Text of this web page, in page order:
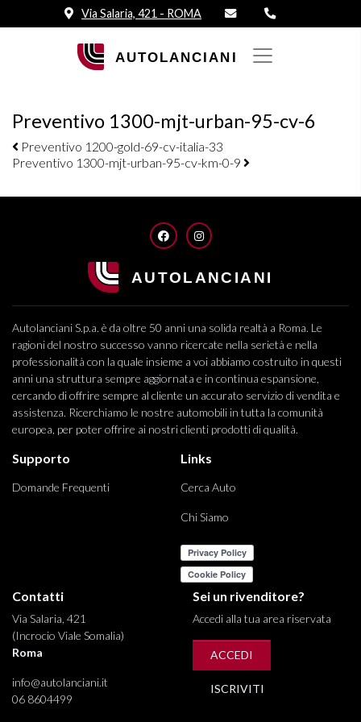
Via Salaria, 421 - ROMA
Preventivo 1300-mjt-urban-95-cv-6
Navigazione elementi
Preventivo 1200-gold-69-cv-italia-33
Preventivo 1300-mjt-urban-95-cv-km-0-9
FACEBOOKINSTAGRAM
Autolanciani S.p.a. è da oltre 50 anni una solida realtà a Roma. Le
ragioni del nostro successo vanno ricercate nella serietà e nella
professionalità con la quale insieme a voi abbiamo costruito in questi
anni una struttura sempre aggiornata e in continua espansione,
cercando di offrire sempre al cliente un accurato servizio di vendita e
assistenza. Ricerchiamo le nostre automobili in tutta la comunità
europea, per poter offrire ai nostri clienti prodotti di qualità.
Supporto
Domande Frequenti
Links
Cerca Auto
Chi Siamo
Contatti
Via Salaria, 421
(Incrocio Viale Somalia)
Roma
info@autolanciani.it
06 8604499
Sei un rivenditore?
Accedi alla tua area riservata
ACCEDI
ISCRIVITI